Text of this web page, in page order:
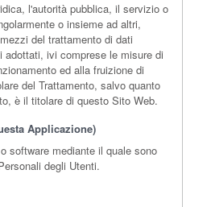
l'autorità pubblica, il servizio o
o insieme ad altri,
del trattamento di dati
adottati, ivi comprese le misure di
ed alla fruizione di
del Trattamento, salvo quanto
è il titolare di questo Sito Web.
Applicazione)
software mediante il quale sono
degli Utenti.